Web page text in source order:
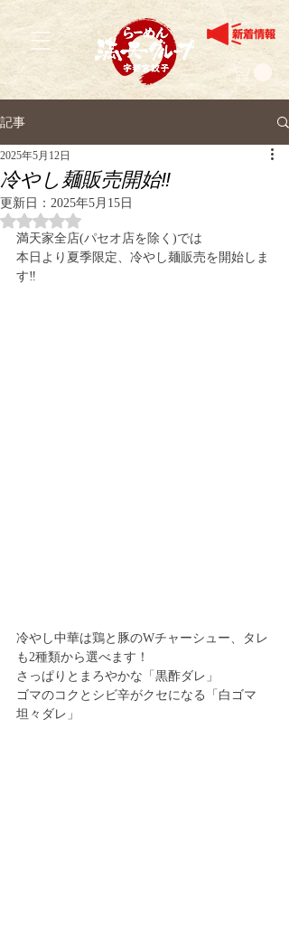
記事
冷やし麺販売開始‼️
2025年5月12日
更新日： 2025年5月15日
5つ星のうちNaNと評価されています。
満天家全店(パセオ店を除く)では
本日より夏季限定、冷やし麺販売を開始しま
す‼︎
冷やし中華は鶏と豚のWチャーシュー、タレ
も2種類から選べます！
さっぱりとまろやかな「黒酢ダレ」
ゴマのコクとシビ辛がクセになる「白ゴマ
坦々ダレ」